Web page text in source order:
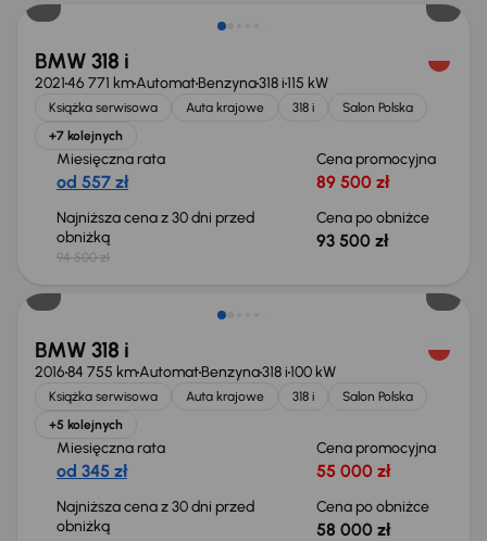
BMW 318 i
202146 771 kmAutomatBenzyna318 i115 kW
Książka serwisowa Auta krajowe 318 i
Salon Polska
+7 kolejnych
Miesięczna rata
od 557 zł
Cena promocyjna
89 500 zł
Najniższa cena z 30 dni przed
obniżką
94 500 zł
Cena po obniżce
93 500 zł
Taniej o 2 000 zł
BMW 318 i
201684 755 kmAutomatBenzyna318 i100 kW
Książka serwisowa Auta krajowe 318 i
Salon Polska
+5 kolejnych
Miesięczna rata
od 345 zł
Cena promocyjna
55 000 zł
Najniższa cena z 30 dni przed
obniżką
Cena po obniżce
58 000 zł